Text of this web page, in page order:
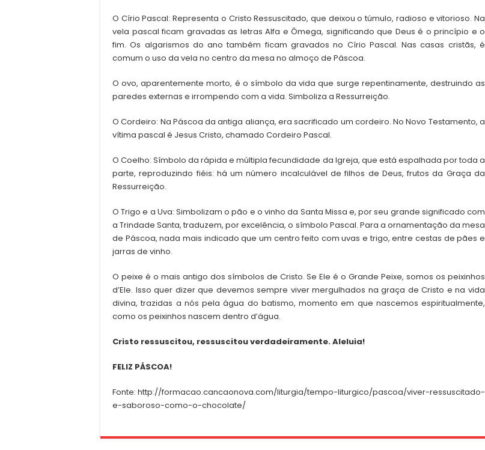
O Círio Pascal: Representa o Cristo Ressuscitado, que deixou o túmulo, radioso e vitorioso. Na
vela pascal ficam gravadas as letras Alfa e Ômega, significando que Deus é o princípio e o
fim. Os algarismos do ano também ficam gravados no Círio Pascal. Nas casas cristãs, é
comum o uso da vela no centro da mesa no almoço de Páscoa.
O ovo, aparentemente morto, é o símbolo da vida que surge repentinamente, destruindo as
paredes externas e irrompendo com a vida. Simboliza a Ressurreição.
O Cordeiro: Na Páscoa da antiga aliança, era sacrificado um cordeiro. No Novo Testamento, a
vítima pascal é Jesus Cristo, chamado Cordeiro Pascal.
O Coelho: Símbolo da rápida e múltipla fecundidade da Igreja, que está espalhada por toda a
parte, reproduzindo fiéis: há um número incalculável de filhos de Deus, frutos da Graça da
Ressurreição.
O Trigo e a Uva: Simbolizam o pão e o vinho da Santa Missa e, por seu grande significado com
a Trindade Santa, traduzem, por excelência, o símbolo Pascal. Para a ornamentação da mesa
de Páscoa, nada mais indicado que um centro feito com uvas e trigo, entre cestas de pães e
jarras de vinho.
O peixe é o mais antigo dos símbolos de Cristo. Se Ele é o Grande Peixe, somos os peixinhos
d’Ele. Isso quer dizer que devemos sempre viver mergulhados na graça de Cristo e na vida
divina, trazidas a nós pela água do batismo, momento em que nascemos espiritualmente,
como os peixinhos nascem dentro d’água.
Cristo ressuscitou, ressuscitou verdadeiramente. Aleluia!
FELIZ PÁSCOA!
Fonte: http://formacao.cancaonova.com/liturgia/tempo-liturgico/pascoa/viver-ressuscitado-
e-saboroso-como-o-chocolate/